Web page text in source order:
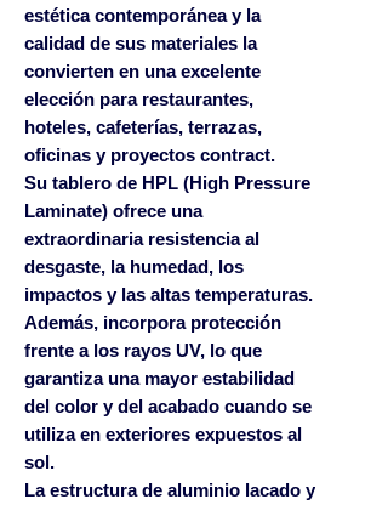
estética contemporánea y la
calidad de sus materiales la
convierten en una excelente
elección para restaurantes,
hoteles, cafeterías, terrazas,
oficinas y proyectos contract.
Su tablero de HPL (High Pressure
Laminate) ofrece una
extraordinaria resistencia al
desgaste, la humedad, los
impactos y las altas temperaturas.
Además, incorpora protección
frente a los rayos UV, lo que
garantiza una mayor estabilidad
del color y del acabado cuando se
utiliza en exteriores expuestos al
sol.
La estructura de aluminio lacado y